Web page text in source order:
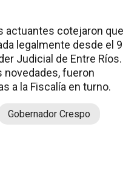
actuantes cotejaron que
legalmente desde el 9
Judicial de Entre Ríos.
novedades, fueron
a la Fiscalía en turno.
Gobernador Crespo